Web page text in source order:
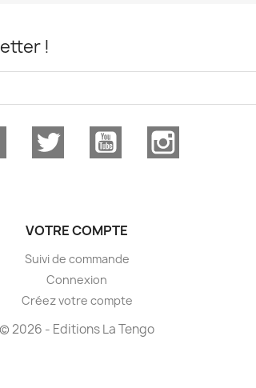
!
Facebook Twitter YouTube
VOTRE COMPTE
Suivi de commande
Connexion
Créez votre compte
© 2026 - Editions La Tengo